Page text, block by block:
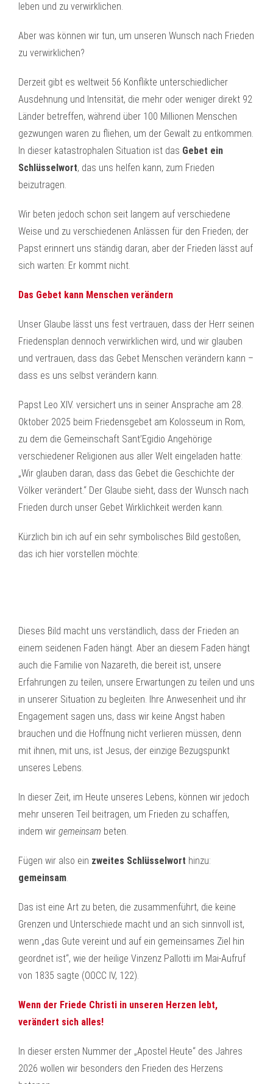
leben und zu verwirklichen.
Aber was können wir tun, um unseren Wunsch nach Frieden
zu verwirklichen?
Derzeit gibt es weltweit 56 Konflikte unterschiedlicher
Ausdehnung und Intensität, die mehr oder weniger direkt 92
Länder betreffen, während über 100 Millionen Menschen
gezwungen waren zu fliehen, um der Gewalt zu entkommen.
In dieser katastrophalen Situation ist das Gebet ein
Schlüsselwort, das uns helfen kann, zum Frieden
beizutragen.
Wir beten jedoch schon seit langem auf verschiedene
Weise und zu verschiedenen Anlässen für den Frieden; der
Papst erinnert uns ständig daran, aber der Frieden lässt auf
sich warten: Er kommt nicht.
Das Gebet kann Menschen verändern
Unser Glaube lässt uns fest vertrauen, dass der Herr seinen
Friedensplan dennoch verwirklichen wird, und wir glauben
und vertrauen, dass das Gebet Menschen verändern kann –
dass es uns selbst verändern kann.
Papst Leo XIV. versichert uns in seiner Ansprache am 28.
Oktober 2025 beim Friedensgebet am Kolosseum in Rom,
zu dem die Gemeinschaft Sant’Egidio Angehörige
verschiedener Religionen aus aller Welt eingeladen hatte:
„Wir glauben daran, dass das Gebet die Geschichte der
Völker verändert.“ Der Glaube sieht, dass der Wunsch nach
Frieden durch unser Gebet Wirklichkeit werden kann.
Kürzlich bin ich auf ein sehr symbolisches Bild gestoßen,
das ich hier vorstellen möchte:
Dieses Bild macht uns verständlich, dass der Frieden an
einem seidenen Faden hängt. Aber an diesem Faden hängt
auch die Familie von Nazareth, die bereit ist, unsere
Erfahrungen zu teilen, unsere Erwartungen zu teilen und uns
in unserer Situation zu begleiten. Ihre Anwesenheit und ihr
Engagement sagen uns, dass wir keine Angst haben
brauchen und die Hoffnung nicht verlieren müssen, denn
mit ihnen, mit uns, ist Jesus, der einzige Bezugspunkt
unseres Lebens.
In dieser Zeit, im Heute unseres Lebens, können wir jedoch
mehr unseren Teil beitragen, um Frieden zu schaffen,
indem wir gemeinsam beten.
Fügen wir also ein zweites Schlüsselwort hinzu:
gemeinsam.
Das ist eine Art zu beten, die zusammenführt, die keine
Grenzen und Unterschiede macht und an sich sinnvoll ist,
wenn „das Gute vereint und auf ein gemeinsames Ziel hin
geordnet ist“, wie der heilige Vinzenz Pallotti im Mai-Aufruf
von 1835 sagte (OOCC IV, 122).
Wenn der Friede Christi in unseren Herzen lebt,
verändert sich alles!
In dieser ersten Nummer der „Apostel Heute“ des Jahres
2026 wollen wir besonders den Frieden des Herzens